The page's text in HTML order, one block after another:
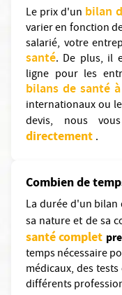
Le prix d'un bilan
varier en fonction
salarié, votre
santé. De plus, il
ligne pour les
bilans de santé
internationaux ou
devis, nous
directement .
Combien de
La durée d'un
sa nature et de sa
santé complet
temps nécessaire
médicaux, des
différents